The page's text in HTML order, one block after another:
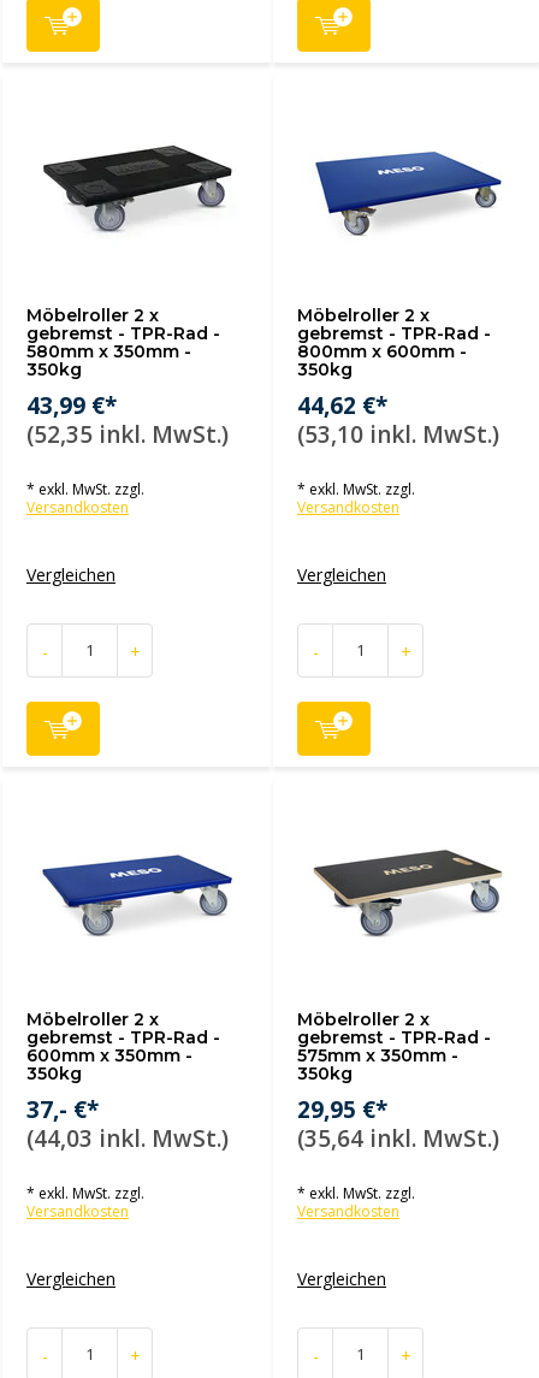
Möbelroller 2 x
gebremst - TPR-Rad -
580mm x 350mm -
350kg
43,99 €*
(52,35 inkl. MwSt.)
* exkl. MwSt. zzgl.
Versandkosten
Vergleichen
- +
Möbelroller 2 x
gebremst - TPR-Rad -
800mm x 600mm -
350kg
44,62 €*
(53,10 inkl. MwSt.)
* exkl. MwSt. zzgl.
Versandkosten
Vergleichen
- +
Möbelroller 2 x
gebremst - TPR-Rad -
600mm x 350mm -
350kg
37,- €*
(44,03 inkl. MwSt.)
* exkl. MwSt. zzgl.
Versandkosten
Vergleichen
- +
Möbelroller 2 x
gebremst - TPR-Rad -
575mm x 350mm -
350kg
29,95 €*
(35,64 inkl. MwSt.)
* exkl. MwSt. zzgl.
Versandkosten
Vergleichen
- +